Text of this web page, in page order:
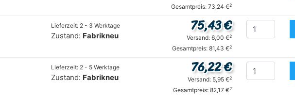
Gesamtpreis: 73,24 €2
Lieferzeit: 2 - 3 Werktage
Zustand: Fabrikneu
75,43 €
Versand: 6,00 €2
Gesamtpreis: 81,43 €2
Lieferzeit: 2 - 5 Werktage
Zustand: Fabrikneu
76,22 €
Versand: 5,95 €2
Gesamtpreis: 82,17 €2